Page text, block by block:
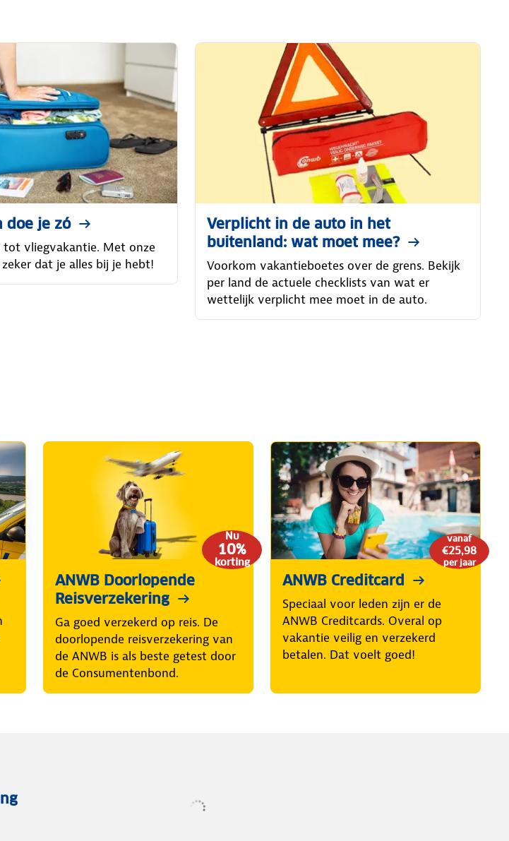
doe je zó
tot vliegvakantie. Met onze
dat je alles bij je hebt!
Verplicht in de auto in het
buitenland: wat moet mee?
Voorkom vakantieboetes over de grens. Bekijk
per land de actuele checklists van wat er
wettelijk verplicht mee moet in de auto.
Nu
10%
korting
ANWB Doorlopende
Reisverzekering
Ga goed verzekerd op reis. De
doorlopende reisverzekering van
de ANWB is als beste getest door
de Consumentenbond.
vanaf
€25,98
per jaar
ANWB Creditcard
Speciaal voor leden zijn er de
ANWB Creditcards. Overal op
vakantie veilig en verzekerd
betalen. Dat voelt goed!